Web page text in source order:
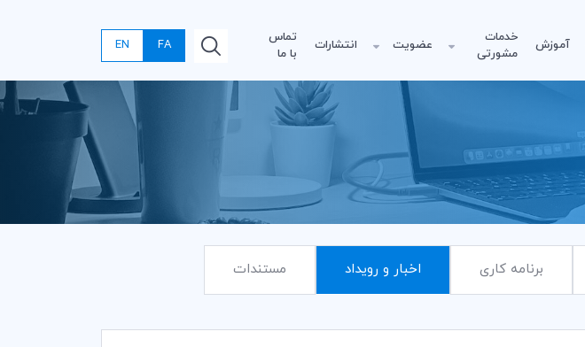
آموزش
خدمات
مشورتی
عضویت انتشارات
تماس
با ما
FA
EN
برنامه کاری اخبار و رویداد مستندات